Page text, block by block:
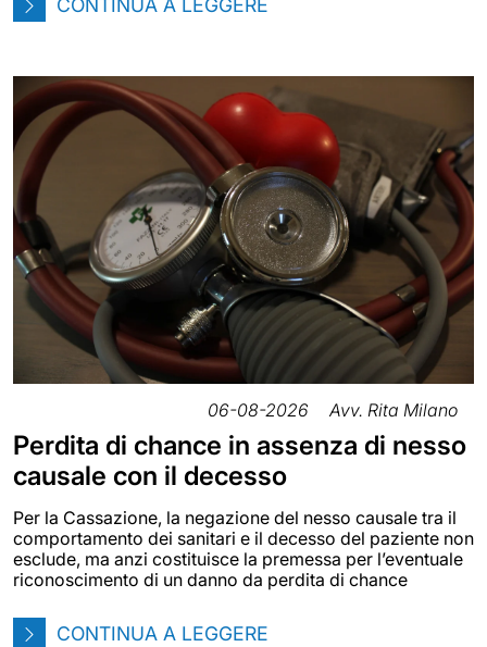
CONTINUA A LEGGERE
06-08-2026 Avv. Rita Milano
Perdita di chance in assenza di nesso
causale con il decesso
Per la Cassazione, la negazione del nesso causale tra il
comportamento dei sanitari e il decesso del paziente non
esclude, ma anzi costituisce la premessa per l’eventuale
riconoscimento di un danno da perdita di chance
CONTINUA A LEGGERE